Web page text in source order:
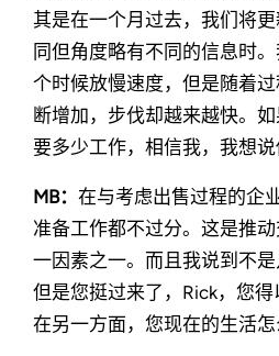
其是在一个月过去，我们将
同但角度略有不同的信息时
个时候放慢速度，但是随着
断增加，步伐却越来越快。
要多少工作，相信我，我想说
MB： 在与考虑出售过程的企
准备工作都不过分。这是推
一因素之一。而且我说到不是
但是您挺过来了，Rick，您得
在另一方面，您现在的生活怎